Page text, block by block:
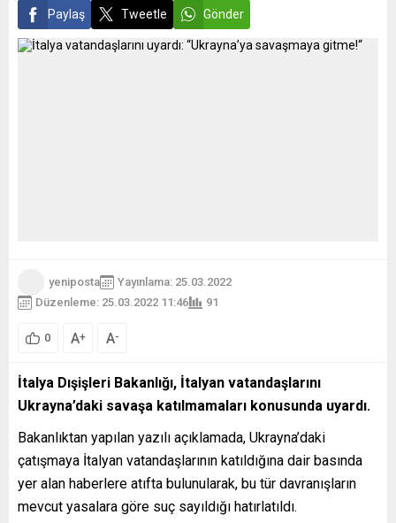
Paylaş Tweetle Gönder
yeniposta
Yayınlama: 25.03.2022
Düzenleme: 25.03.2022 11:46
91
0 A+ A-
İtalya Dışişleri Bakanlığı, İtalyan vatandaşlarını
Ukrayna’daki savaşa katılmamaları konusunda uyardı.
Bakanlıktan yapılan yazılı açıklamada, Ukrayna’daki
çatışmaya İtalyan vatandaşlarının katıldığına dair basında
yer alan haberlere atıfta bulunularak, bu tür davranışların
mevcut yasalara göre suç sayıldığı hatırlatıldı.